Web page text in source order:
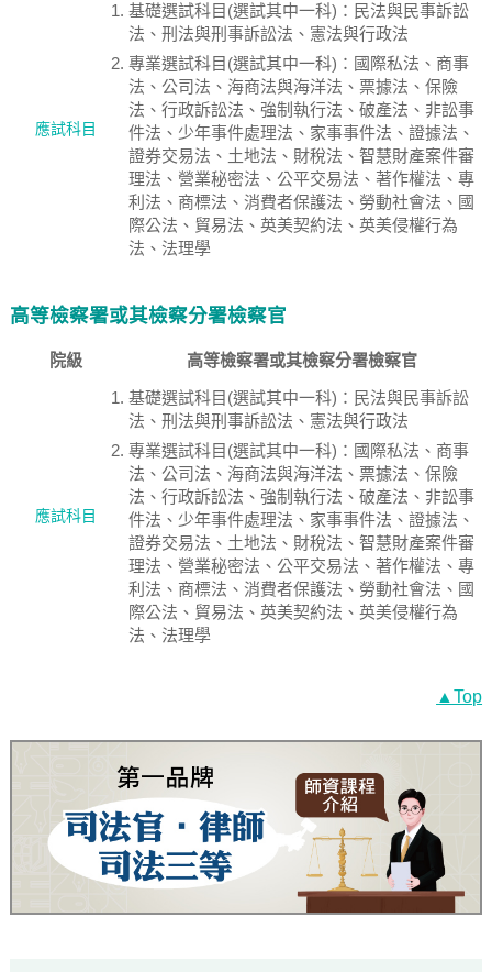
應試科目
基礎選試科目(選試其中一科)：民法與民事訴訟
法、刑法與刑事訴訟法、憲法與行政法
專業選試科目(選試其中一科)：國際私法、商事
法、公司法、海商法與海洋法、票據法、保險
法、行政訴訟法、強制執行法、破產法、非訟事
件法、少年事件處理法、家事事件法、證據法、
證券交易法、土地法、財稅法、智慧財產案件審
理法、營業秘密法、公平交易法、著作權法、專
利法、商標法、消費者保護法、勞動社會法、國
際公法、貿易法、英美契約法、英美侵權行為
法、法理學
高等檢察署或其檢察分署檢察官
院級 高等檢察署或其檢察分署檢察官
應試科目
基礎選試科目(選試其中一科)：民法與民事訴訟
法、刑法與刑事訴訟法、憲法與行政法
專業選試科目(選試其中一科)：國際私法、商事
法、公司法、海商法與海洋法、票據法、保險
法、行政訴訟法、強制執行法、破產法、非訟事
件法、少年事件處理法、家事事件法、證據法、
證券交易法、土地法、財稅法、智慧財產案件審
理法、營業秘密法、公平交易法、著作權法、專
利法、商標法、消費者保護法、勞動社會法、國
際公法、貿易法、英美契約法、英美侵權行為
法、法理學
▲Top